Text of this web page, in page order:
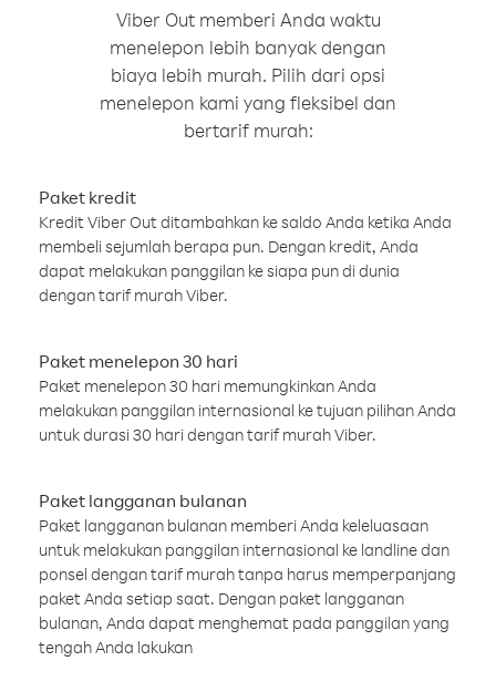
Viber Out memberi Anda waktu
menelepon lebih banyak dengan
biaya lebih murah. Pilih dari opsi
menelepon kami yang fleksibel dan
bertarif murah:
Paket kredit
Kredit Viber Out ditambahkan ke saldo Anda ketika Anda
membeli sejumlah berapa pun. Dengan kredit, Anda
dapat melakukan panggilan ke siapa pun di dunia
dengan tarif murah Viber.
Paket menelepon 30 hari
Paket menelepon 30 hari memungkinkan Anda
melakukan panggilan internasional ke tujuan pilihan Anda
untuk durasi 30 hari dengan tarif murah Viber.
Paket langganan bulanan
Paket langganan bulanan memberi Anda keleluasaan
untuk melakukan panggilan internasional ke landline dan
ponsel dengan tarif murah tanpa harus memperpanjang
paket Anda setiap saat. Dengan paket langganan
bulanan, Anda dapat menghemat pada panggilan yang
tengah Anda lakukan